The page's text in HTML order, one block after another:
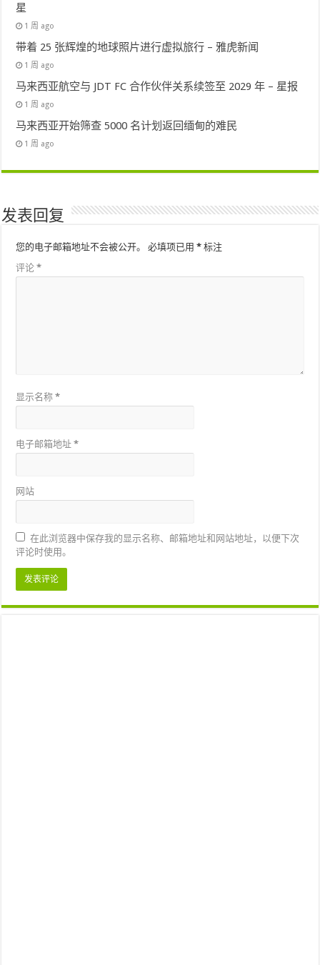
星
1 周 ago
带着 25 张辉煌的地球照片进行虚拟旅行 – 雅虎新闻
1 周 ago
马来西亚航空与 JDT FC 合作伙伴关系续签至 2029 年 – 星报
1 周 ago
马来西亚开始筛查 5000 名计划返回缅甸的难民
1 周 ago
发表回复
您的电子邮箱地址不会被公开。 必填项已用* 标注
评论*
显示名称*
电子邮箱地址*
网站
在此浏览器中保存我的显示名称、邮箱地址和网站地址，以便下次
评论时使用。